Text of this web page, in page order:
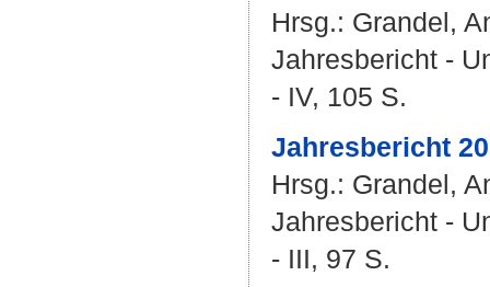
Hrsg.: Grandel,
Jahresbericht -
- IV, 105 S.
Jahresbericht
Hrsg.: Grandel,
Jahresbericht -
- III, 97 S.